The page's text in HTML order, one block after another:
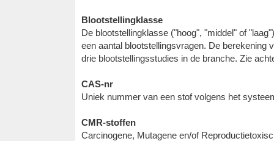
Blootstellingklasse
De blootstellingklasse ("hoog", "middel" of
een aantal blootstellingsvragen. De berekening
drie blootstellingsstudies in de branche. Zie
CAS-nr
Uniek nummer van een stof volgens het
CMR-stoffen
Carcinogene, Mutagene en/of